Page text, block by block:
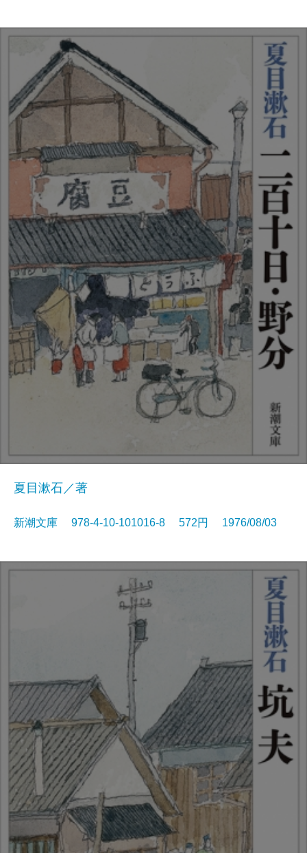
夏目漱石／著
新潮文庫 978-4-10-101016-8 572円 1976/08/03